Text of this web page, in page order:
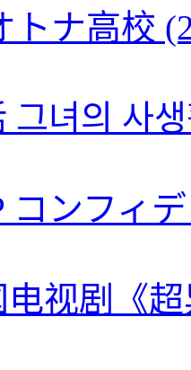
トナ高校
녀의 사
コンフィ
电视剧《